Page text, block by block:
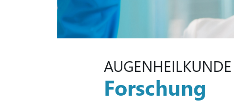
AUGENHEILKUNDE
Forschung